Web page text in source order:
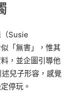
Susie
「無害」，惟其
，並企圖引導他
兒子形容，感覺
停玩。